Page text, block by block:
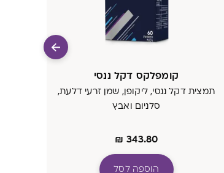
קומפלקס דקל ננסי
תמצית דקל ננסי, ליקופן, שמן זרעי דלעת,
סלניום ואבץ
₪ 343.80
הוספה לסל